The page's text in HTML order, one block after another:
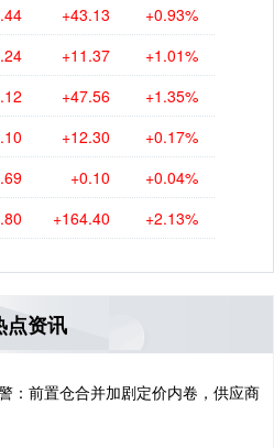
+43.13 +0.93%
+11.37 +1.01%
+47.56 +1.35%
+12.30 +0.17%
+0.10 +0.04%
+164.40 +2.13%
点资讯
：前置仓合并加剧定价内卷，供应商